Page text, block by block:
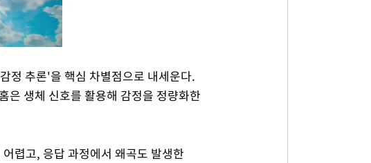
Mute
정 추론'을 핵심 차별점으로 내세운다.
은 생체 신호를 활용해 감정을 정량화한
렵고, 응답 과정에서 왜곡도 발생한